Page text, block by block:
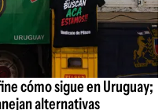
cómo sigue en Uruguay;
alternativas